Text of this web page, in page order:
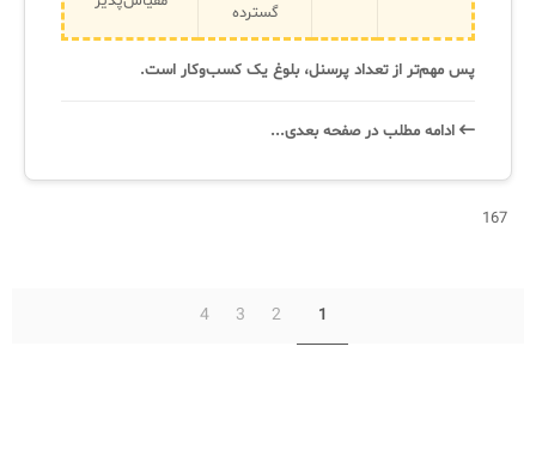
گسترده
پس مهم‌تر از تعداد پرسنل، بلوغ یک کسب‌وکار است.
ادامه‌ مطلب در صفحه‌ بعدی...
167
1
2
3
4